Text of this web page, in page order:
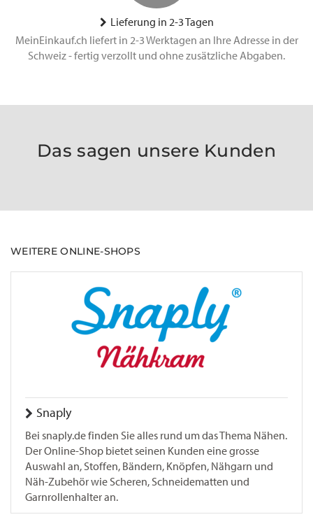
Lieferung in 2-3 Tagen
MeinEinkauf.ch liefert in 2-3 Werktagen an Ihre Adresse in der
Schweiz - fertig verzollt und ohne zusätzliche Abgaben.
Das sagen unsere Kunden
WEITERE ONLINE-SHOPS
Snaply
Bei snaply.de finden Sie alles rund um das Thema Nähen.
Der Online-Shop bietet seinen Kunden eine grosse
Auswahl an, Stoffen, Bändern, Knöpfen, Nähgarn und
Näh-Zubehör wie Scheren, Schneidematten und
Garnrollenhalter an.